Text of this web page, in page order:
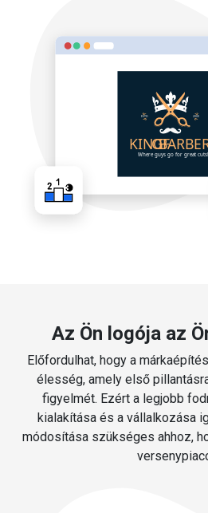
Az Ön logója az
Előfordulhat, hogy a
élesség, amely első
figyelmét. Ezért a legjobb
kialakítása és a vállalkozása
módosítása szükséges ahhoz,